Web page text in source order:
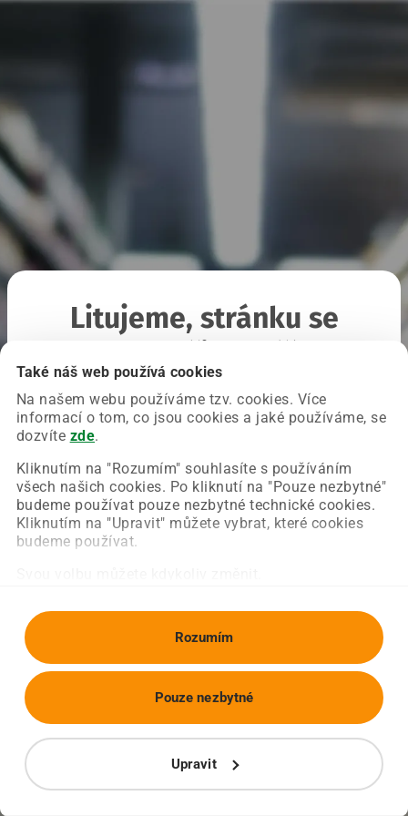
Také náš web používá cookies
Na našem webu používáme tzv. cookies. Více
informací o tom, co jsou cookies a jaké používáme, se
dozvíte zde.
Kliknutím na "Rozumím" souhlasíte s používáním
všech našich cookies. Po kliknutí na "Pouze nezbytné"
budeme používat pouze nezbytné technické cookies.
Kliknutím na "Upravit" můžete vybrat, které cookies
budeme používat.
Rozumím
Upravit
Pouze nezbytné
Litujeme, stránku se
Chyba nastala na naší straně a už ji opravujeme.
Zkuste prosím znovu načíst požadovanou stránku.
Obnovit stránku Úvodní strana